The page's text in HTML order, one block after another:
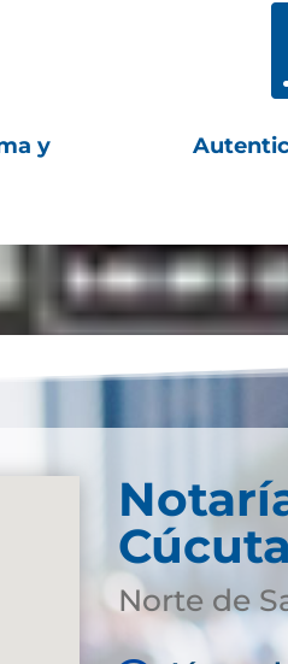
y
Cúcuta
Norte de